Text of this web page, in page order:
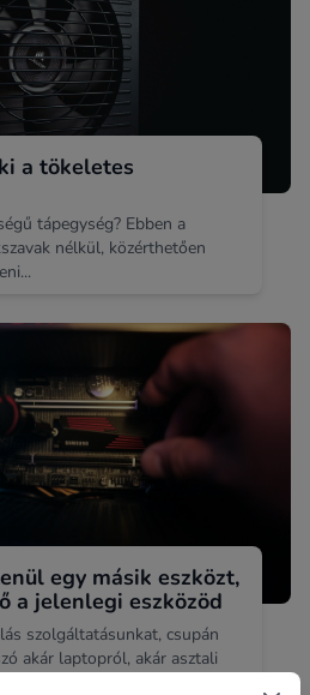
a tökeletes
tápegység? Ebben a
nélkül, közérthetően
egy másik eszközt,
a jelenlegi eszközöd
szolgáltatásunkat, csupán
akár laptopról, akár asztali